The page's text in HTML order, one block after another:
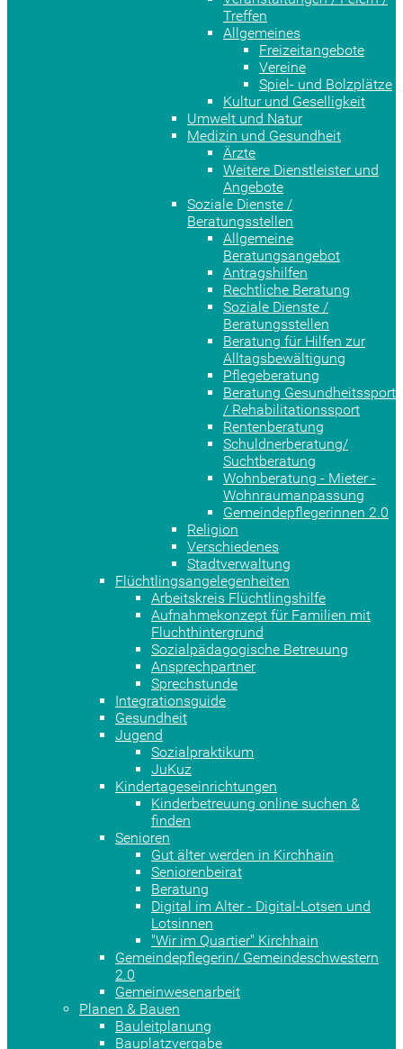
Treffen
Allgemeines
Freizeitangebote
Vereine
Spiel- und Bolzplätze
Kultur und Geselligkeit
Umwelt und Natur
Medizin und Gesundheit
Ärzte
Weitere Dienstleister und
Angebote
Soziale Dienste /
Beratungsstellen
Allgemeine
Beratungsangebot
Antragshilfen
Rechtliche Beratung
Soziale Dienste /
Beratungsstellen
Beratung für Hilfen zur
Alltagsbewältigung
Pflegeberatung
Beratung Gesundheitssport
/ Rehabilitationssport
Rentenberatung
Schuldnerberatung/
Suchtberatung
Wohnberatung - Mieter -
Wohnraumanpassung
Gemeindepflegerinnen 2.0
Religion
Verschiedenes
Stadtverwaltung
Flüchtlingsangelegenheiten
Arbeitskreis Flüchtlingshilfe
Aufnahmekonzept für Familien mit
Fluchthintergrund
Sozialpädagogische Betreuung
Ansprechpartner
Sprechstunde
Integrationsguide
Gesundheit
Jugend
Sozialpraktikum
JuKuz
Kindertageseinrichtungen
Kinderbetreuung online suchen &
finden
Senioren
Gut älter werden in Kirchhain
Seniorenbeirat
Beratung
Digital im Alter - Digital-Lotsen und
Lotsinnen
"Wir im Quartier" Kirchhain
Gemeindepflegerin/ Gemeindeschwestern
2.0
Gemeinwesenarbeit
Planen & Bauen
Bauleitplanung
Bauplatzvergabe